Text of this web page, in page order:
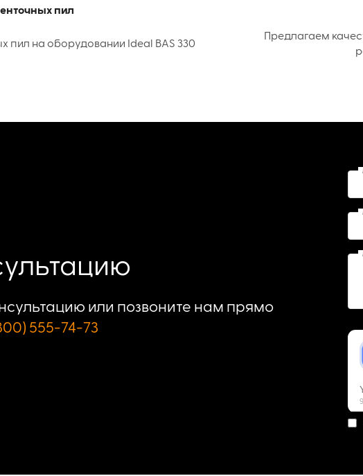
пил
пил на оборудовании Ideal BAS 330
Предлагаем
или позвоните нам прямо
555-74-73